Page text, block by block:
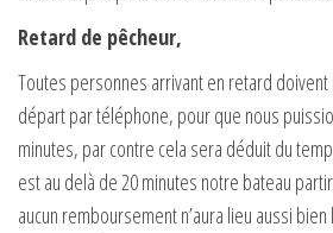
Retard de pêcheur,
Toutes personnes arrivant en retard
départ par téléphone, pour que nous
minutes, par contre cela sera déduit du
est au delà de 20 minutes notre bateau
aucun remboursement n’aura lieu aussi